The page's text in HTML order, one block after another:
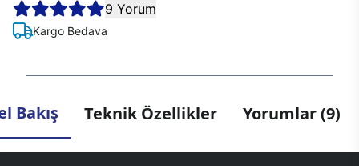
9 Yorum
Kargo Bedava
Bakış Teknik Özellikler Yorumlar (9)